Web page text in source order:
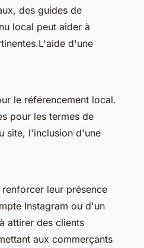
des guides de
local peut aider à
d'une
le référencement local.
pour les termes de
site, l'inclusion d'une
leur présence
Instagram ou d'un
attirer des clients
aux commerçants